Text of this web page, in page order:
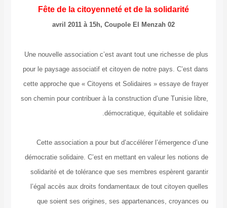
Fête de la citoyenneté et de la
Une nouvelle association c’est avant tout une
pour le paysage associatif et citoyen de notre pays.
cette approche que « Citoyens et Solidaires »
son chemin pour contribuer à la construction d’une
démocratique, équitable
Cette association a pour but d’accélérer
démocratie solidaire. C’est en mettant en valeur
solidarité et de tolérance que ses membres
l’égal accès aux droits fondamentaux de tout
que soient ses origines, ses appartenances,